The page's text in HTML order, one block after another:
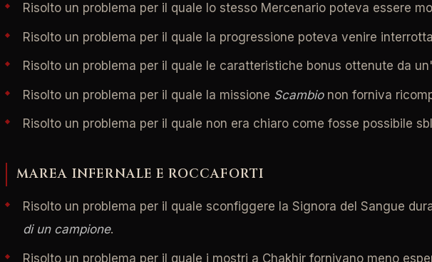
Risolto un problema per il quale lo stesso Mercenario poteva essere
Risolto un problema per il quale la progressione poteva venire
Risolto un problema per il quale le caratteristiche bonus ottenute da
Risolto un problema per il quale la missione Scambionon forniva
Risolto un problema per il quale non era chiaro come fosse possibile
MAREA INFERNALE E ROCCAFORTI
Risolto un problema per il quale sconfiggere la Signora del Sangue
di un campione.
Risolto un problema per il quale i mostri a Chakhir fornivano meno